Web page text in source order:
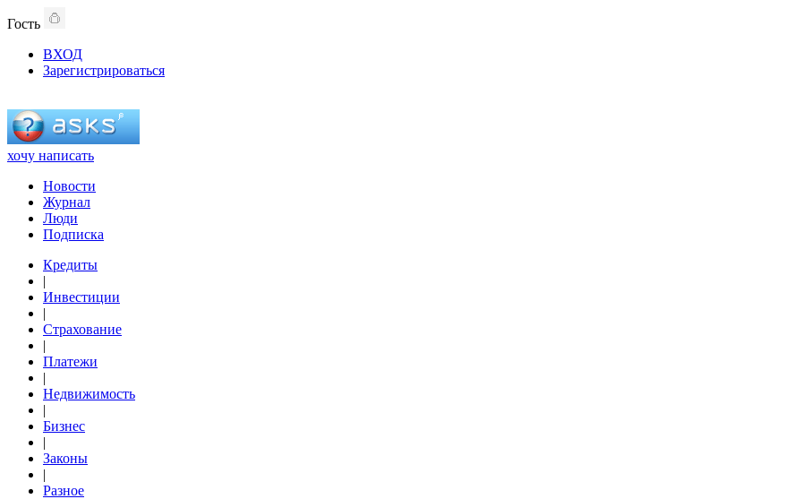
Гость
ВХОД
Зарегистрироваться
хочу написать
Новости
Журнал
Люди
Подписка
Кредиты
|
Инвестиции
|
Страхование
|
Платежи
|
Недвижимость
|
Бизнес
|
Законы
|
Разное